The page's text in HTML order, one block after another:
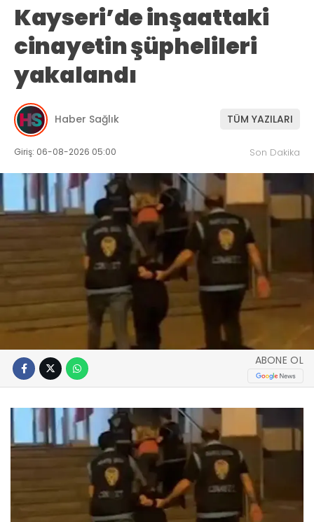
Kayseri’de inşaattaki
cinayetin şüphelileri
yakalandı
Haber Sağlık TÜM YAZILARI
Giriş: 06-08-2026 05:00 Son Dakika
ABONE OL